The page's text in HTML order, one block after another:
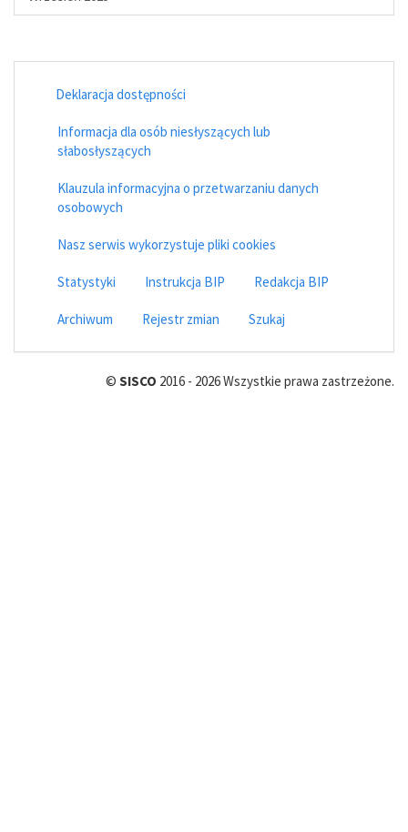
Deklaracja dostępności
Informacja dla osób niesłyszących lub
słabosłyszących
Klauzula informacyjna o przetwarzaniu danych
osobowych
Nasz serwis wykorzystuje pliki cookies
Statystyki Instrukcja BIP Redakcja BIP
Archiwum Rejestr zmian Szukaj
© SISCO 2016 - 2026 Wszystkie prawa zastrzeżone.